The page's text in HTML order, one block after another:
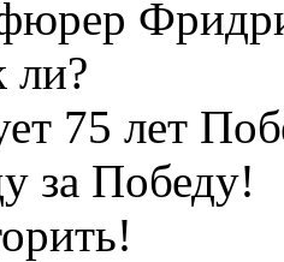
ли?
75 лет
за Победу!